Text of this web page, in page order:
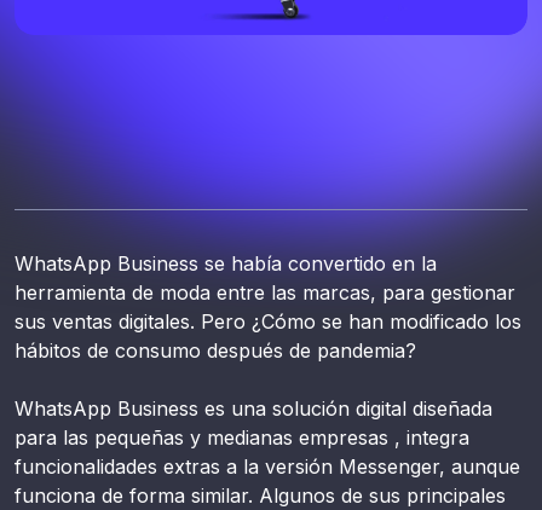
WhatsApp Business se había convertido en la
herramienta de moda entre las marcas, para gestionar
sus ventas digitales. Pero ¿Cómo se han modificado los
hábitos de consumo después de pandemia?
WhatsApp Business es una solución digital diseñada
para las pequeñas y medianas empresas , integra
funcionalidades extras a la versión Messenger, aunque
funciona de forma similar. Algunos de sus principales